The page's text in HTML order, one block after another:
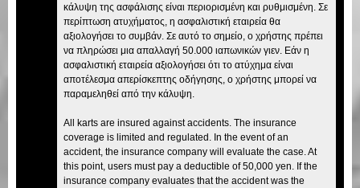
κάλυψη της ασφάλισης είναι περιορισμένη και ρυθμισμένη. Σε
περίπτωση ατυχήματος, η ασφαλιστική εταιρεία θα
αξιολογήσει το συμβάν. Σε αυτό το σημείο, ο χρήστης πρέπει
να πληρώσει μια απαλλαγή 50.000 ιαπωνικών γιεν. Εάν η
ασφαλιστική εταιρεία αξιολογήσει ότι το ατύχημα είναι
αποτέλεσμα απερίσκεπτης οδήγησης, ο χρήστης μπορεί να
παραμεληθεί από την κάλυψη.
All karts are insured against accidents. The insurance
coverage is limited and regulated. In the event of an
accident, the insurance company will evaluate the case. At
this point, users must pay a deductible of 50,000 yen. If the
insurance company evaluates that the accident was the